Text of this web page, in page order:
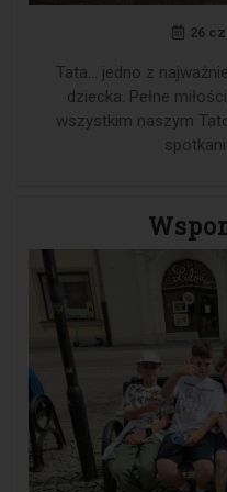
26
Tata… jedno z
dziecka. Pełne
wszystkim naszym